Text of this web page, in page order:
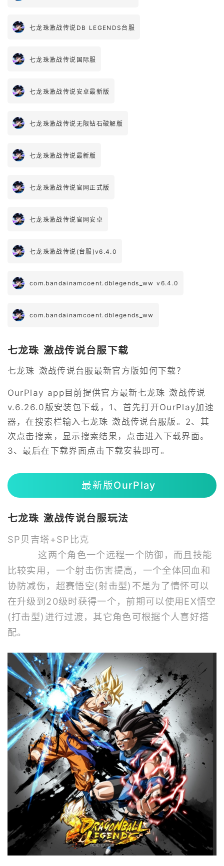
七龙珠激战传说DB LEGENDS台服
七龙珠激战传说国际服
七龙珠激战传说安卓最新版
七龙珠激战传说无限钻石破解版
七龙珠激战传说最新版
七龙珠激战传说官网正式版
七龙珠激战传说官网安卓
七龙珠激战传说(台服)v6.4.0
com.bandainamcoent.dblegends_ww v6.4.0
com.bandainamcoent.dblegends_ww
七龙珠 激战传说台服下载
七龙珠 激战传说台服最新官方版如何下载？
OurPlay app目前提供官方最新七龙珠 激战传说
v.6.26.0版安装包下载，1、首先打开OurPlay加速
器，在搜索栏输入七龙珠 激战传说台服版。2、其
次点击搜索，显示搜索结果，点击进入下载界面。
3、最后在下载界面点击下载安装即可。
最新版OurPlay
七龙珠 激战传说台服玩法
SP贝吉塔+SP比克
这两个角色一个远程一个防御，而且技能
比较实用，一个射击伤害提高，一个全体回血和
协防减伤，超赛悟空(射击型)不是为了情怀可以
在升级到20级时获得一个，前期可以使用EX悟空
(打击型)进行过渡，其它角色可根据个人喜好搭
配。